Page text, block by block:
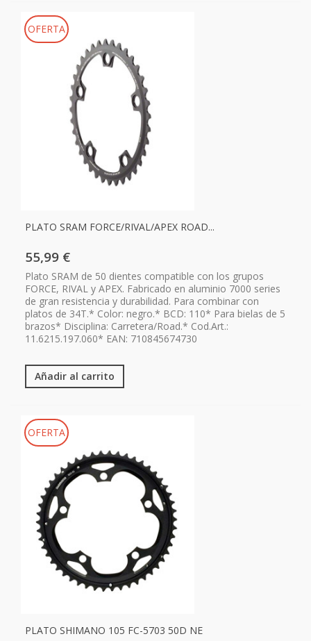
OFERTA
PLATO SRAM FORCE/RIVAL/APEX ROAD...
55,99 €
Plato SRAM de 50 dientes compatible con los grupos
FORCE, RIVAL y APEX. Fabricado en aluminio 7000 series
de gran resistencia y durabilidad. Para combinar con
platos de 34T.* Color: negro.* BCD: 110* Para bielas de 5
brazos* Disciplina: Carretera/Road.* Cod.Art.:
11.6215.197.060* EAN: 710845674730
Añadir al carrito
OFERTA
PLATO SHIMANO 105 FC-5703 50D NE